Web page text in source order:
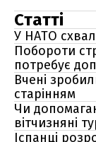
Статті
У НАТО
Побороти
потребує
Вчені
старінням
Чи
вітчизняні
Іспанці